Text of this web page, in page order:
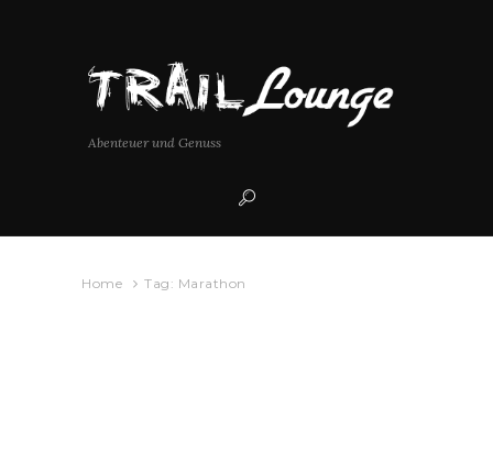
Abenteuer und Genuss
Home Tag: Marathon